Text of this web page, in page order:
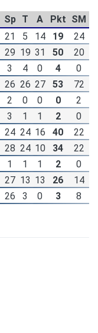
Sp T A Pkt SM
21 5 14 19
24
29 19 31 50
20
3 4 0 4
0
26 26 27 53
72
2 0 0 0
2
3 1 1 2
0
24 24 16 40
22
28 24 10 34
22
1 1 1 2
0
27 13 13 26
14
26 3 0 3 8